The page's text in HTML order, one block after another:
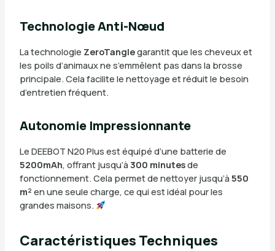
Technologie Anti-Nœud
La technologie ZeroTanglegarantit que les cheveux et
les poils d’animaux ne s’emmêlent pas dans la brosse
principale. Cela facilite le nettoyage et réduit le besoin
d’entretien fréquent.
Autonomie Impressionnante
Le DEEBOT N20 Plus est équipé d’une batterie de
5200mAh, offrant jusqu’à 300 minutesde
fonctionnement. Cela permet de nettoyer jusqu’à 550
m² en une seule charge, ce qui est idéal pour les
grandes maisons.
Caractéristiques Techniques